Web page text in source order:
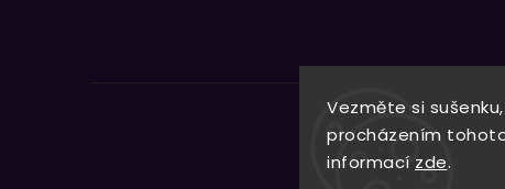
Vezměte si
procházením
informací zde.